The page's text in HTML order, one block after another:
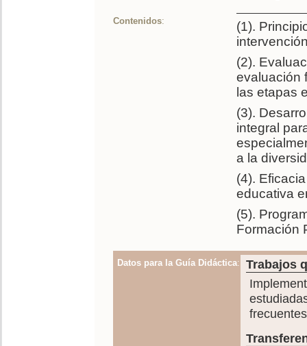
Contenidos:
(1).
(2).
evaluación
las etapas
(3).
integral
a la
(4).
educativa
(5).
Formación
Datos para la Guía Didáctica:
Trabajos